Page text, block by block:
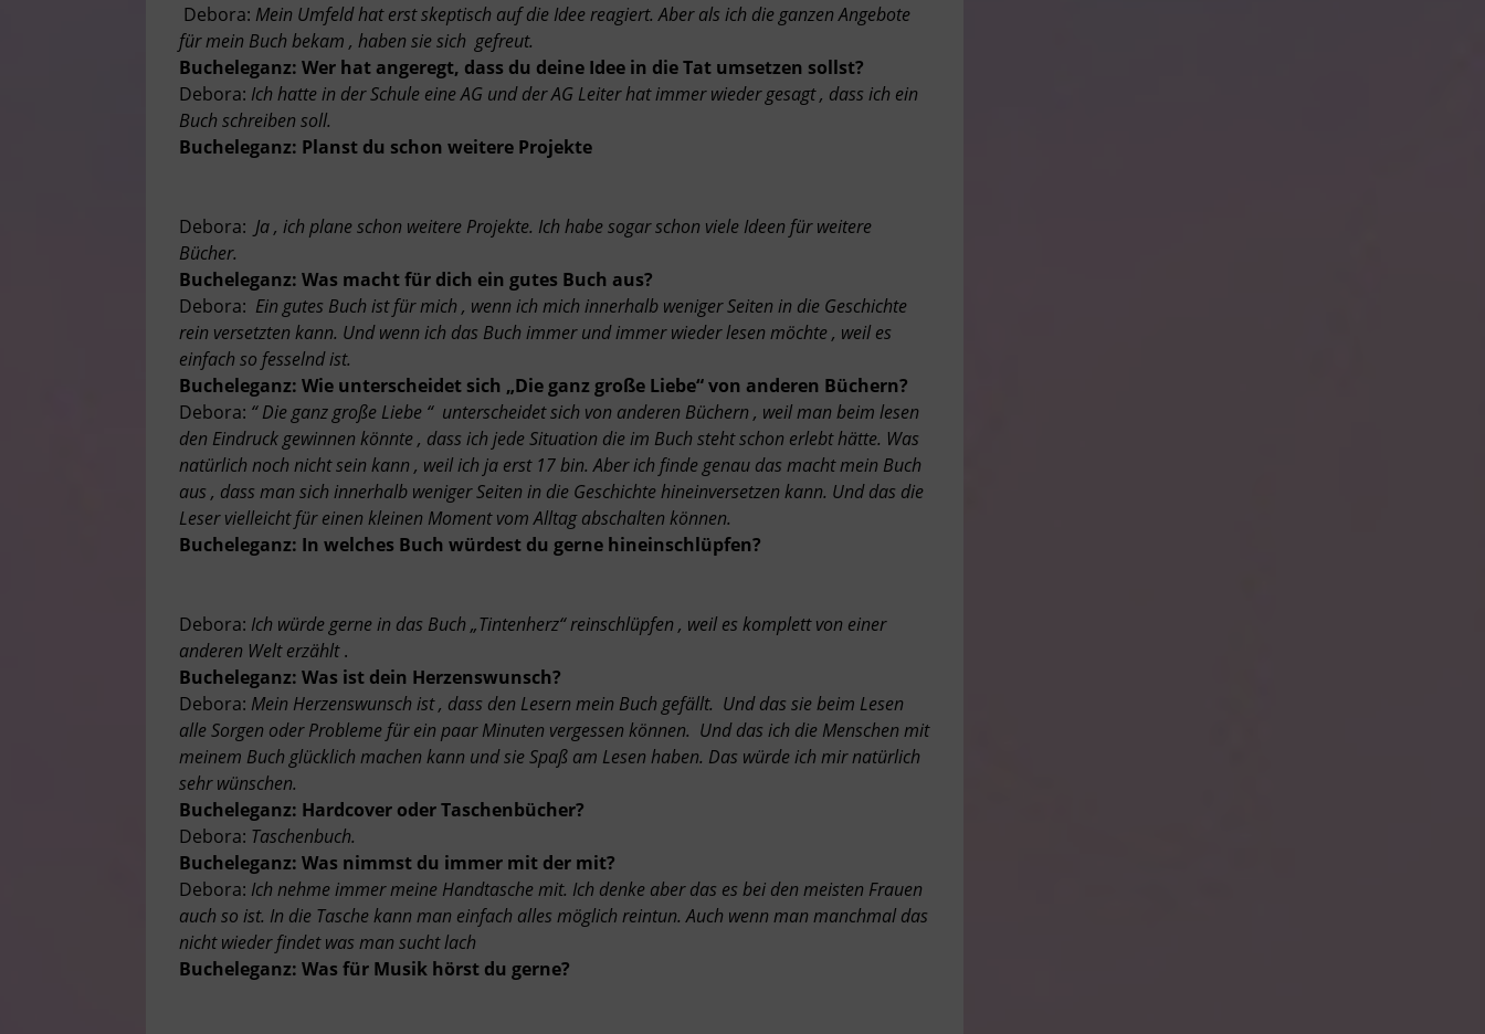
Debora: Mein Umfeld hat erst skeptisch auf die Idee reagiert. Aber als ich die ganzen Angebote
für mein Buch bekam , haben sie sich gefreut.
Bucheleganz: Wer hat angeregt, dass du deine Idee in die Tat umsetzen sollst?
Debora: Ich hatte in der Schule eine AG und der AG Leiter hat immer wieder gesagt , dass ich ein
Buch schreiben soll.
Bucheleganz: Planst du schon weitere Projekte
Debora: Ja , ich plane schon weitere Projekte. Ich habe sogar schon viele Ideen für weitere
Bücher.
Bucheleganz: Was macht für dich ein gutes Buch aus?
Debora: Ein gutes Buch ist für mich , wenn ich mich innerhalb weniger Seiten in die Geschichte
rein versetzten kann. Und wenn ich das Buch immer und immer wieder lesen möchte , weil es
einfach so fesselnd ist.
Bucheleganz: Wie unterscheidet sich „Die ganz große Liebe“ von anderen Büchern?
Debora: “ Die ganz große Liebe “ unterscheidet sich von anderen Büchern , weil man beim lesen
den Eindruck gewinnen könnte , dass ich jede Situation die im Buch steht schon erlebt hätte. Was
natürlich noch nicht sein kann , weil ich ja erst 17 bin. Aber ich finde genau das macht mein Buch
aus , dass man sich innerhalb weniger Seiten in die Geschichte hineinversetzen kann. Und das die
Leser vielleicht für einen kleinen Moment vom Alltag abschalten können.
Bucheleganz: In welches Buch würdest du gerne hineinschlüpfen?
Debora: Ich würde gerne in das Buch „Tintenherz“ reinschlüpfen , weil es komplett von einer
anderen Welt erzählt.
Bucheleganz: Was ist dein Herzenswunsch?
Debora: Mein Herzenswunsch ist , dass den Lesern mein Buch gefällt. Und das sie beim Lesen
alle Sorgen oder Probleme für ein paar Minuten vergessen können. Und das ich die Menschen mit
meinem Buch glücklich machen kann und sie Spaß am Lesen haben. Das würde ich mir natürlich
sehr wünschen.
Bucheleganz: Hardcover oder Taschenbücher?
Debora: Taschenbuch.
Bucheleganz: Was nimmst du immer mit der mit?
Debora: Ich nehme immer meine Handtasche mit. Ich denke aber das es bei den meisten Frauen
auch so ist. In die Tasche kann man einfach alles möglich reintun. Auch wenn man manchmal das
nicht wieder findet was man sucht lach
Bucheleganz: Was für Musik hörst du gerne?